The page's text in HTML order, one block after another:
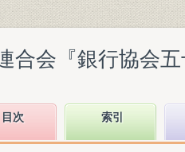
合会『銀行協会
目次 索引